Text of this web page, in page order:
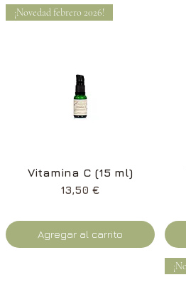
Vista rápida
¡Novedad febrero 2026!
Vitamina C (15 ml)
Precio
13,50 €
Agregar al carrito